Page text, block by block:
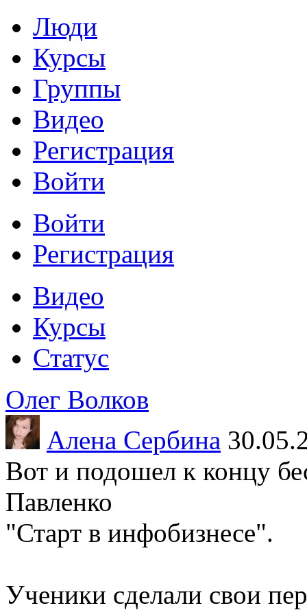
Люди
Курсы
Группы
Видео
Регистрация
Войти
Войти
Регистрация
Видео
Курсы
Статус
Олег Волков
Алена Сербина
Вот и подошел к концу
Павленко
"Старт в инфобизнесе".
Ученики сделали свои